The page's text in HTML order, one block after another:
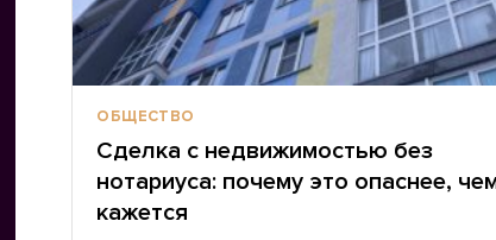
ОБЩЕСТВО
Сделка с недвижимостью без
нотариуса: почему это опаснее,
кажется